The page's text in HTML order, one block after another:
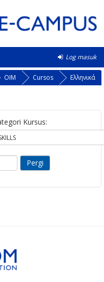
Log masuk
OIM Cursos
Ελληνικά
Kursus: